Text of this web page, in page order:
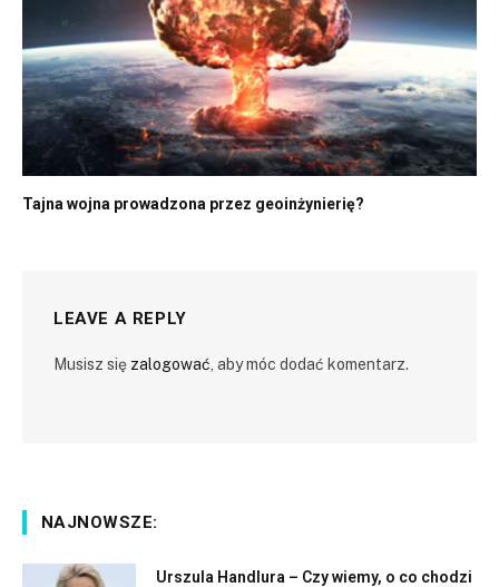
Tajna wojna prowadzona przez geoinżynierię?
LEAVE A REPLY
Musisz się zalogować , aby móc dodać komentarz.
NAJNOWSZE:
Urszula Handlura – Czy wiemy, o co chodzi